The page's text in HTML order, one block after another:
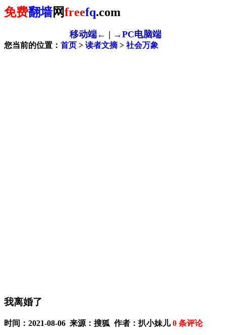
免费翻墙网freefq.com
移动端← | →PC电脑端
您当前的位置： 首页 > 读者文摘> 社会万象
我离婚了
时间：2021-08-06 来源：搜狐 作者：扒小妹儿 0 条评论